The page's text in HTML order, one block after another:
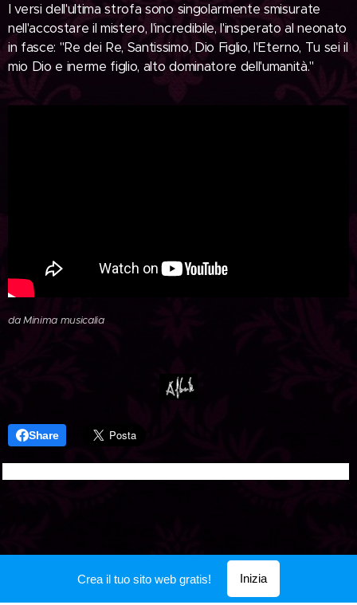
I versi dell'ultima strofa sono singolarmente smisurate
nell'accostare il mistero, l'incredibile, l'insperato al neonato
in fasce: "Re dei Re, Santissimo, Dio Figlio, l'Eterno, Tu sei il
mio Dio e inerme figlio, alto dominatore dell'umanità."
da Minima musicalia
Share
Creato conWebnode
Crea il tuo sito web gratis! Inizia